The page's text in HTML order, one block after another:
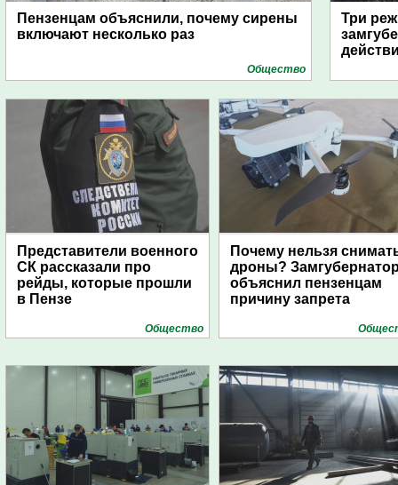
Пензенцам объяснили, почему сирены
включают несколько раз
Общество
Три
Представители военного
СК рассказали про
рейды, которые прошли
в Пензе
Общество
Почему нельзя
дроны?
объяснил пензенцам
причину запрета